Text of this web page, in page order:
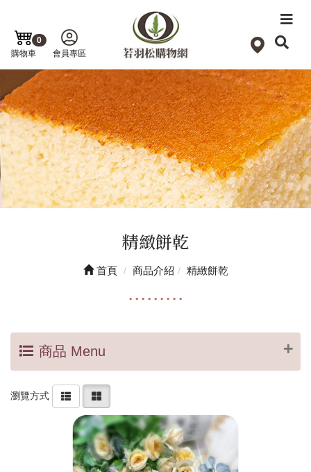
0
購物車
會員專區
精緻餅乾
首頁 商品介紹 精緻餅乾
商品 Menu
瀏覽方式